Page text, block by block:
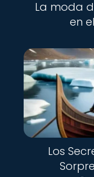
La moda
en
Los